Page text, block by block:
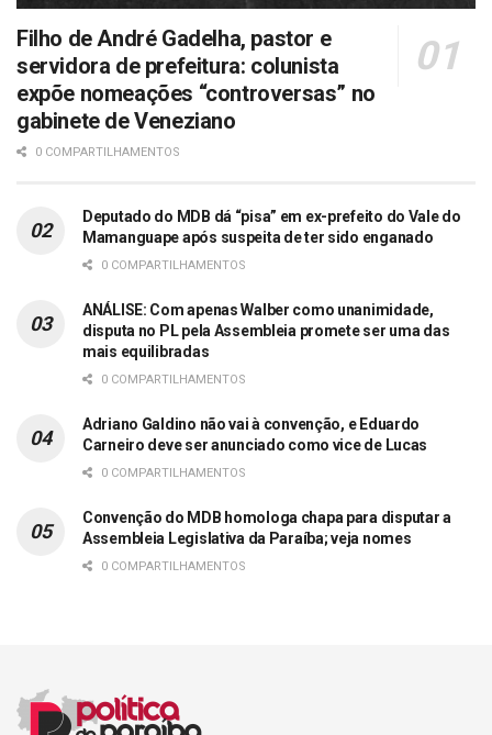
Filho de André Gadelha, pastor e
servidora de prefeitura: colunista
expõe nomeações “controversas” no
gabinete de Veneziano
0 COMPARTILHAMENTOS
Deputado do MDB dá “pisa” em ex-prefeito do Vale do
Mamanguape após suspeita de ter sido enganado
0 COMPARTILHAMENTOS
ANÁLISE: Com apenas Walber como unanimidade,
disputa no PL pela Assembleia promete ser uma das
mais equilibradas
0 COMPARTILHAMENTOS
Adriano Galdino não vai à convenção, e Eduardo
Carneiro deve ser anunciado como vice de Lucas
0 COMPARTILHAMENTOS
Convenção do MDB homologa chapa para disputar a
Assembleia Legislativa da Paraíba; veja nomes
0 COMPARTILHAMENTOS